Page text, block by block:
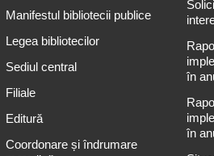
Manifestul bibliotecii publice
Legea bibliotecilor
Sediul central
Filiale
Editură
Coordonare și îndrumare
în
în